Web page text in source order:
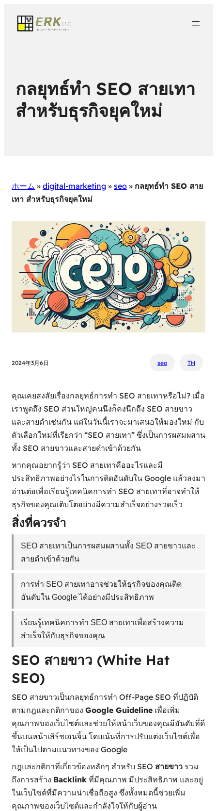
กลยุทธ์ทํา SEO สายเทา
สำหรับธุรกิจยุคใหม่
ホーム » digital-marketing » seo » กลยุทธ์ทํา SEO สาย
เทา สำหรับธุรกิจยุคใหม่
2024年3月6日 seo TH
คุณเคยสงสัยเรื่องกลยุทธ์การทำ SEO สายเทาหรือไม่? เมื่อ
เราพูดถึง SEO ส่วนใหญ่คนนึงก็คงนึกถึง SEO สายขาว
และสายดำเช่นกัน แต่ในวันนี้เราจะมาเสนอให้มองใหม่ กับ
ตัวเลือกใหม่ที่เรียกว่า “SEO สายเทา” ซึ่งเป็นการผสมผสาน
ทั้ง SEO สายขาวและสายดำเข้าด้วยกัน
หากคุณอยากรู้ว่า SEO สายเทาคืออะไรและมี
ประสิทธิภาพอย่างไรในการติดอันดับใน Google แล้วลงมา
อ่านต่อเพื่อเรียนรู้เทคนิคการทำ SEO สายเทาที่อาจทำให้
ธุรกิจของคุณเติบโตอย่างมีความสำเร็จอย่างรวดเร็ว
สิ่งที่ควรจำ
SEO สายเทาเป็นการผสมผสานทั้ง SEO สายขาวและ
สายดำเข้าด้วยกัน
การทำ SEO สายเทาอาจช่วยให้ธุรกิจของคุณติด
อันดับใน Google ได้อย่างมีประสิทธิภาพ
เรียนรู้เทคนิคการทำ SEO สายเทาเพื่อสร้างความ
สำเร็จให้กับธุรกิจของคุณ
SEO สายขาว (White Hat
SEO)
SEO สายขาวเป็นกลยุทธ์การทำ Off-Page SEO ที่ปฏิบัติ
ตามกฎและกติกาของ Google Guideline เพื่อเพิ่ม
คุณภาพของเว็บไซต์และช่วยให้หน้าเว็บของคุณมีอันดับที่ดี
ขึ้นบนหน้าเสิร์ชเอนจิ้น โดยเน้นที่การปรับแต่งเว็บไซต์เพื่อ
ให้เป็นไปตามแนวทางของ Google
กฎและกติกาที่เกี่ยวข้องหลักๆ สำหรับ SEO สายขาว รวม
ถึงการสร้าง Backlink ที่มีคุณภาพ มีประสิทธิภาพ และอยู่
ในเว็บไซต์ที่มีความน่าเชื่อถือสูง ซึ่งทั้งหมดนี้ช่วยเพิ่ม
คุณภาพของเว็บไซต์และกำลังใจให้กับผู้อ่าน